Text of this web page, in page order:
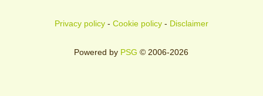
Privacy policy- Cookie policy- Disclaimer
Powered by PSG © 2006-2026